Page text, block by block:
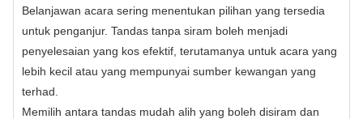
Belanjawan acara sering menentukan pilihan yang tersedia
untuk penganjur. Tandas tanpa siram boleh menjadi
penyelesaian yang kos efektif, terutamanya untuk acara yang
lebih kecil atau yang mempunyai sumber kewangan yang
terhad.
Memilih antara tandas mudah alih yang boleh disiram dan